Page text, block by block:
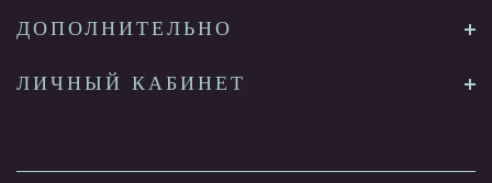
ДОПОЛНИТЕЛЬНО
ЛИЧНЫЙ КАБИНЕТ